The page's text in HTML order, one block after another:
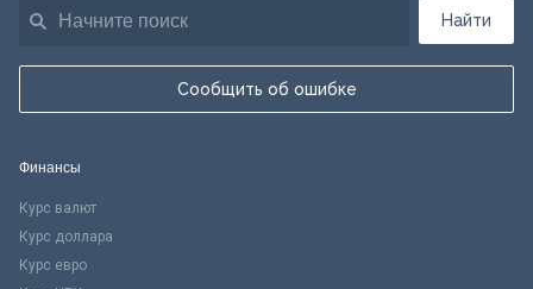
Найти
Сообщить об ошибке
Финансы
Курс валют
Курс доллара
Курс евро